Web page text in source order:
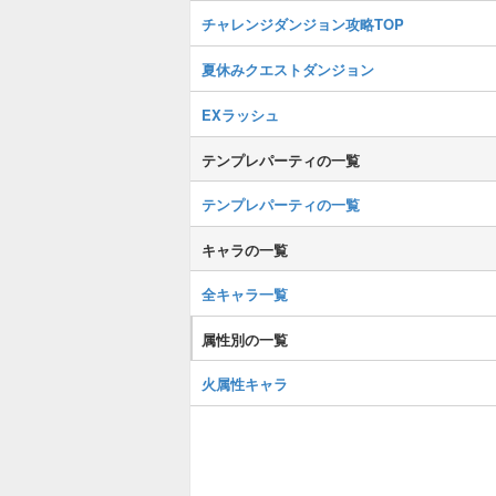
チャレンジダンジョン攻略TOP
夏休みクエストダンジョン
EXラッシュ
テンプレパーティの一覧
テンプレパーティの一覧
キャラの一覧
全キャラ一覧
属性別の一覧
火属性キャラ